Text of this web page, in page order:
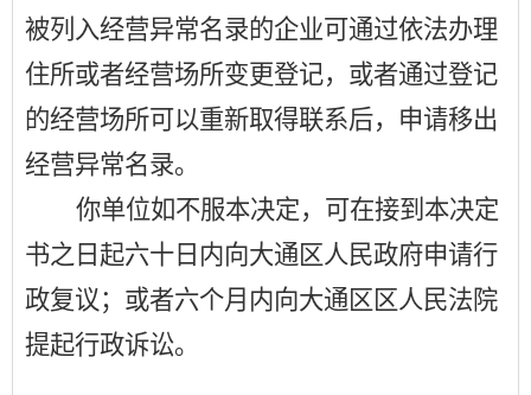
被列入经营异常名录的企业可通过依法办理
住所或者经营场所变更登记，或者通过登记
的经营场所可以重新取得联系后，申请移出
经营异常名录。
你单位如不服本决定，可在接到本决定
书之日起六十日内向大通区人民政府申请行
政复议；或者六个月内向大通区区人民法院
提起行政诉讼。